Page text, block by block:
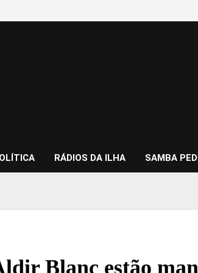
RÁDIOS DA ILHA SAMBA
Blanc estão